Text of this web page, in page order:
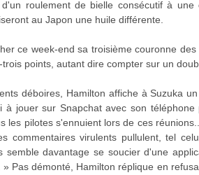
roulement de bielle consécutif à
au Japon une huile différente.
ce week-end sa troisième couronne
points, autant dire compter sur un
déboires, Hamilton affiche à Suzuka
à jouer sur Snapchat avec son
les pilotes s'ennuient lors de ces
commentaires virulents pullulent, tel
semble davantage se soucier d'une
Pas démonté, Hamilton réplique en